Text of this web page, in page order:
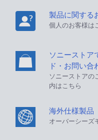
製品に関する
個人のお客様は
ソニーストア
ド・お問い合
ソニーストアの
内はこちら
海外仕様製品
オーバーシーズ